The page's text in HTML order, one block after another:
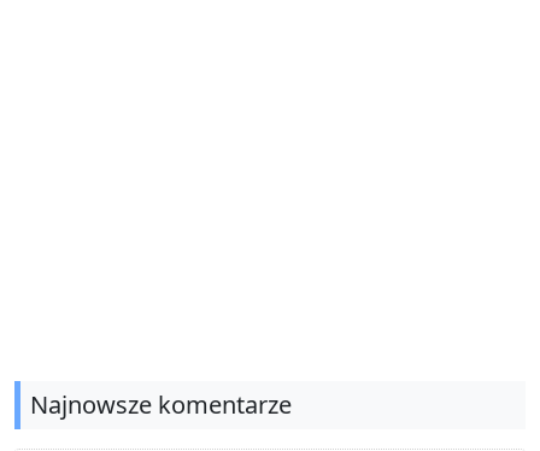
Najnowsze komentarze